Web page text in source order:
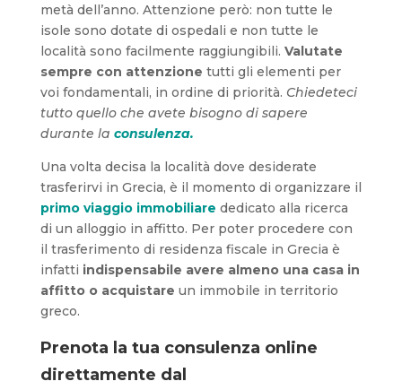
metà dell’anno. Attenzione però: non tutte le
isole sono dotate di ospedali e non tutte le
località sono facilmente raggiungibili. Valutate
sempre con attenzione tutti gli elementi per
voi fondamentali, in ordine di priorità. Chiedeteci
tutto quello che avete bisogno di sapere
durante la consulenza.
Una volta decisa la località dove desiderate
trasferirvi in Grecia, è il momento di organizzare il
primo viaggio immobiliare dedicato alla ricerca
di un alloggio in affitto. Per poter procedere con
il trasferimento di residenza fiscale in Grecia è
infatti indispensabile avere almeno una casa in
affitto o acquistare un immobile in territorio
greco.
Prenota la tua consulenza online
direttamente dal